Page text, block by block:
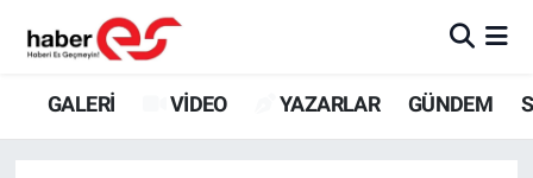
GALERİ VİDEO YAZARLAR GÜNDEM
GALERİ
Eskişehir Nöbetçi Eczaneler